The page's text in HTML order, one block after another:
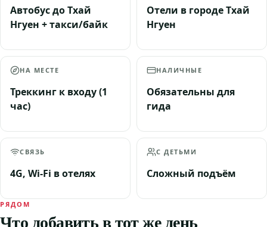
Автобус до Тхай
Нгуен + такси/байк
Отели в городе Тхай
Нгуен
НА МЕСТЕ
Треккинг к входу (1
час)
НАЛИЧНЫЕ
Обязательны для
гида
СВЯЗЬ
4G, Wi-Fi в отелях
С ДЕТЬМИ
Сложный подъём
РЯДОМ